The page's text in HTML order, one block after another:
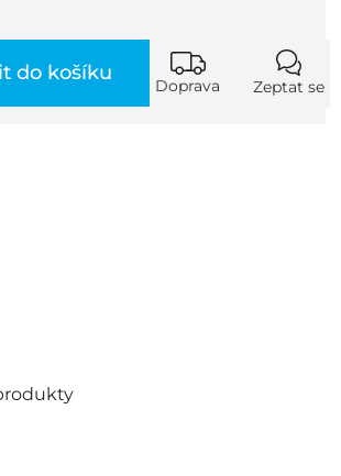
do košíku
Doprava Zeptat se